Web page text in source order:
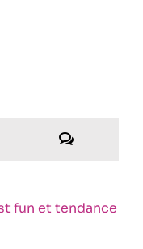
fun et tendance